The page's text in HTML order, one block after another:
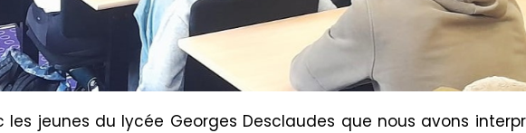
les jeunes du lycée Georges Desclaudes que nous avons